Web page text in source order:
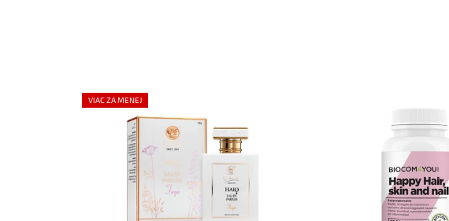
VIAC ZA MENEJ